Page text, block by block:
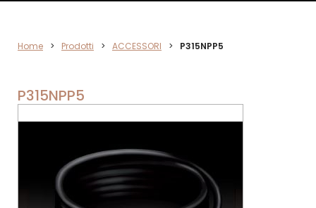
ACCESSORI
Home > Prodotti > ACCESSORI > P315NPP5
P315NPP5